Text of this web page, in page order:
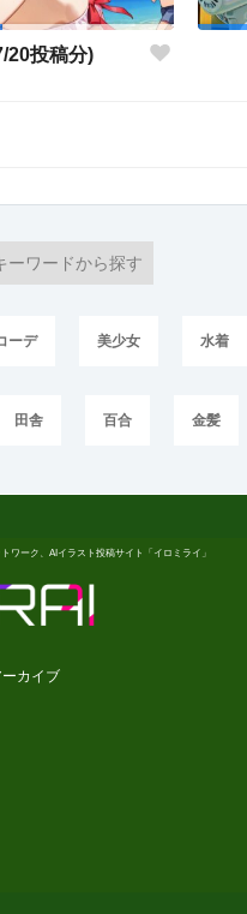
20投稿分)
ーワードから探す
ーデ 美少女 水着
田舎 百合 金髪
ワーク、AIイラスト投稿サイト「イロミライ」
カイブ